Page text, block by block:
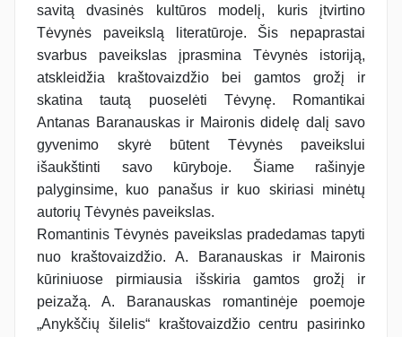
savitą dvasinės kultūros modelį, kuris įtvirtino
Tėvynės paveikslą literatūroje. Šis nepaprastai
svarbus paveikslas įprasmina Tėvynės istoriją,
atskleidžia kraštovaizdžio bei gamtos grožį ir
skatina tautą puoselėti Tėvynę. Romantikai
Antanas Baranauskas ir Maironis didelę dalį savo
gyvenimo skyrė būtent Tėvynės paveikslui
išaukštinti savo kūryboje. Šiame rašinyje
palyginsime, kuo panašus ir kuo skiriasi minėtų
autorių Tėvynės paveikslas.
Romantinis Tėvynės paveikslas pradedamas tapyti
nuo kraštovaizdžio. A. Baranauskas ir Maironis
kūriniuose pirmiausia išskiria gamtos grožį ir
peizažą. A. Baranauskas romantinėje poemoje
„Anykščių šilelis“ kraštovaizdžio centru pasirinko